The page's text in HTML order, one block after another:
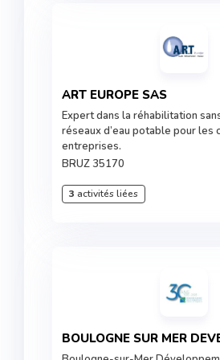
ART EUROPE SAS
Expert dans la réhabilitation
réseaux d’eau potable pour
entreprises.
BRUZ 35170
3 activités liées
BOULOGNE SUR MER